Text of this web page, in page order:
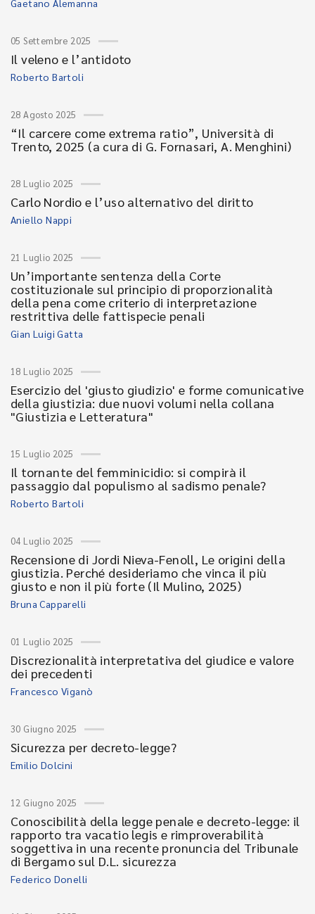
Gaetano Alemanna
05 Settembre 2025
Il veleno e l’antidoto
Roberto Bartoli
28 Agosto 2025
“Il carcere come extrema ratio”, Università di
Trento, 2025 (a cura di G. Fornasari, A. Menghini)
28 Luglio 2025
Carlo Nordio e l’uso alternativo del diritto
Aniello Nappi
21 Luglio 2025
Un’importante sentenza della Corte
costituzionale sul principio di proporzionalità
della pena come criterio di interpretazione
restrittiva delle fattispecie penali
Gian Luigi Gatta
18 Luglio 2025
Esercizio del 'giusto giudizio' e forme comunicative
della giustizia: due nuovi volumi nella collana
"Giustizia e Letteratura"
15 Luglio 2025
Il tornante del femminicidio: si compirà il
passaggio dal populismo al sadismo penale?
Roberto Bartoli
04 Luglio 2025
Recensione di Jordi Nieva-Fenoll, Le origini della
giustizia. Perché desideriamo che vinca il più
giusto e non il più forte (Il Mulino, 2025)
Bruna Capparelli
01 Luglio 2025
Discrezionalità interpretativa del giudice e valore
dei precedenti
Francesco Viganò
30 Giugno 2025
Sicurezza per decreto-legge?
Emilio Dolcini
12 Giugno 2025
Conoscibilità della legge penale e decreto-legge: il
rapporto tra vacatio legis e rimproverabilità
soggettiva in una recente pronuncia del Tribunale
di Bergamo sul D.L. sicurezza
Federico Donelli